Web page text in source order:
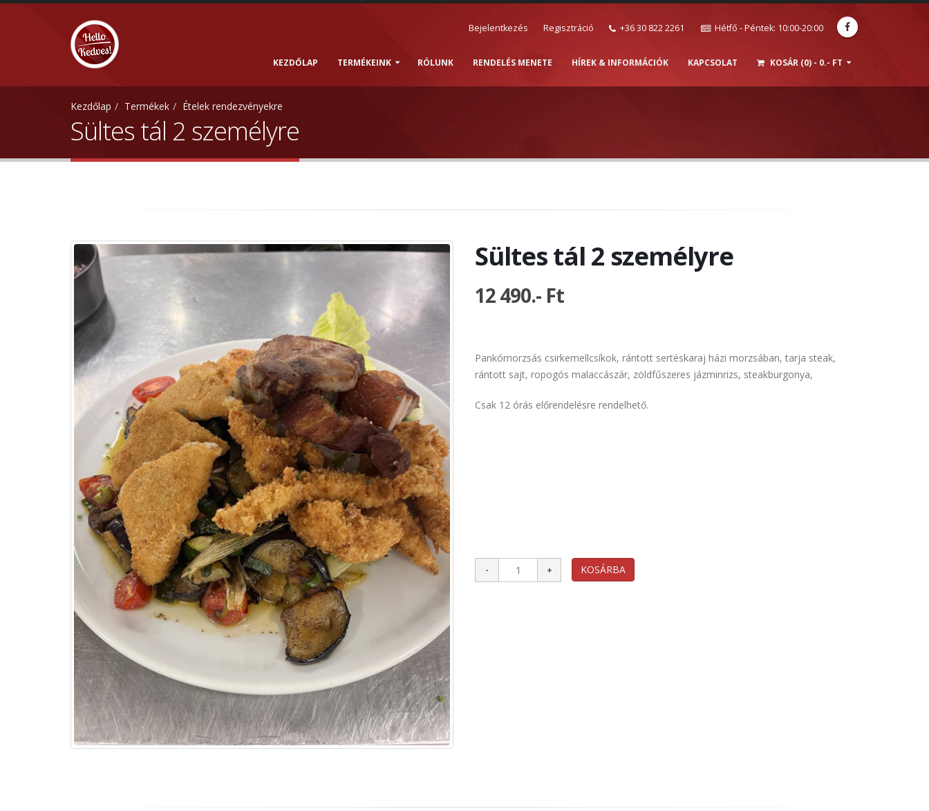
Bejelentkezés Regisztráció +36 30 822 2261 Hétfő - Péntek: 10:00-20:00
KEZDŐLAP TERMÉKEINK RÓLUNK RENDELÉS MENETE HÍREK & INFORMÁCIÓK KAPCSOLAT KOSÁR (0) - 0.- FT
Kezdőlap Termékek Ételek rendezvényekre
Sültes tál 2 személyre
Sültes tál 2 személyre
12 490.- Ft
Pankómorzsás csirkemellcsíkok, rántott sertéskaraj házi morzsában, tarja steak,
rántott sajt, ropogós malaccászár, zöldfűszeres jázminrizs, steakburgonya,
Csak 12 órás előrendelésre rendelhető.